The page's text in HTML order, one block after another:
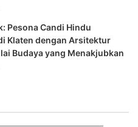
Pesona Candi Hindu
Klaten dengan Arsitektur
Budaya yang Menakjubkan